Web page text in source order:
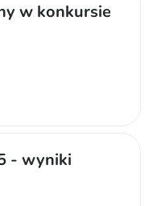
w konkursie
- wyniki